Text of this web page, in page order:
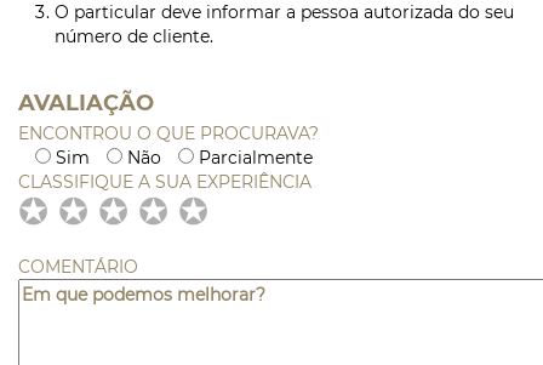
O particular deve informar a pessoa autorizada do seu
número de cliente.
AVALIAÇÃO
ENCONTROU O QUE PROCURAVA?
Sim
Não
Parcialmente
CLASSIFIQUE A SUA EXPERIÊNCIA
✪
✪ ✪
✪ ✪ ✪
✪ ✪ ✪ ✪
✪ ✪ ✪ ✪ ✪
COMENTÁRIO